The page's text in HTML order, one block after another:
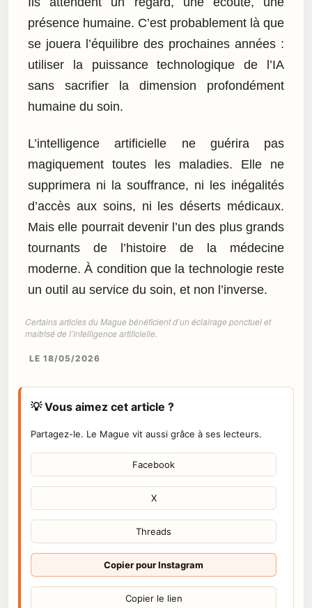
présence humaine. C’est probablement là que
se jouera l’équilibre des prochaines années :
utiliser la puissance technologique de l’IA
sans sacrifier la dimension profondément
humaine du soin.
L’intelligence artificielle ne guérira pas
magiquement toutes les maladies. Elle ne
supprimera ni la souffrance, ni les inégalités
d’accès aux soins, ni les déserts médicaux.
Mais elle pourrait devenir l’un des plus grands
tournants de l’histoire de la médecine
moderne. À condition que la technologie reste
un outil au service du soin, et non l’inverse.
Certains articles du Mague bénéficient d’un éclairage ponctuel et
maîtrisé de l’intelligence artificielle.
LE 18/05/2026
💡 Vous aimez cet article ?
Partagez-le. Le Mague vit aussi grâce à ses lecteurs.
Facebook
X
Threads
Copier pour Instagram
Copier le lien